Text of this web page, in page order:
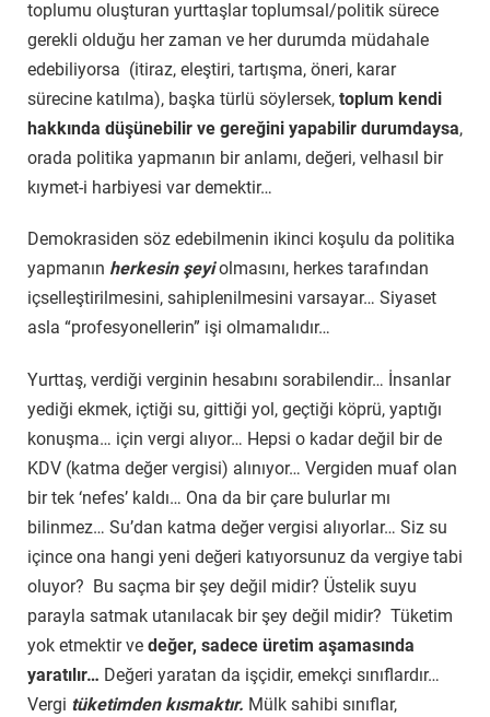
toplumu oluşturan yurttaşlar toplumsal/politik sürece
gerekli olduğu her zaman ve her durumda müdahale
edebiliyorsa (itiraz, eleştiri, tartışma, öneri, karar
sürecine katılma), başka türlü söylersek, toplum kendi
hakkında düşünebilir ve gereğini yapabilir durumdaysa,
orada politika yapmanın bir anlamı, değeri, velhasıl bir
kıymet-i harbiyesi var demektir…
Demokrasiden söz edebilmenin ikinci koşulu da politika
yapmanın herkesin şeyiolmasını, herkes tarafından
içselleştirilmesini, sahiplenilmesini varsayar… Siyaset
asla “profesyonellerin” işi olmamalıdır…
Yurttaş, verdiği verginin hesabını sorabilendir… İnsanlar
yediği ekmek, içtiği su, gittiği yol, geçtiği köprü, yaptığı
konuşma… için vergi alıyor… Hepsi o kadar değil bir de
KDV (katma değer vergisi) alınıyor… Vergiden muaf olan
bir tek ‘nefes’ kaldı… Ona da bir çare bulurlar mı
bilinmez… Su’dan katma değer vergisi alıyorlar… Siz su
içince ona hangi yeni değeri katıyorsunuz da vergiye tabi
oluyor? Bu saçma bir şey değil midir? Üstelik suyu
parayla satmak utanılacak bir şey değil midir? Tüketim
yok etmektir ve değer, sadece üretim aşamasında
yaratılır… Değeri yaratan da işçidir, emekçi sınıflardır…
Vergi tüketimden kısmaktır. Mülk sahibi sınıflar,